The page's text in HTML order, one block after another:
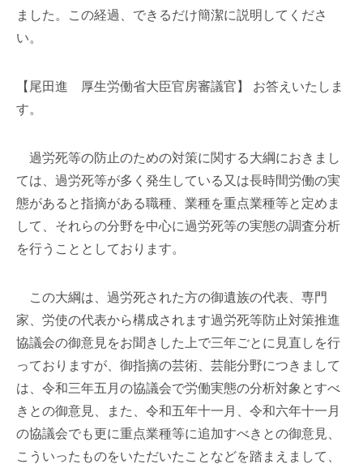
ました。この経過、できるだけ簡潔に説明してくださ
い。
【尾田進 厚生労働省大臣官房審議官】 お答えいたしま
す。
過労死等の防止のための対策に関する大綱におきまし
ては、過労死等が多く発生している又は長時間労働の実
態があると指摘がある職種、業種を重点業種等と定めま
して、それらの分野を中心に過労死等の実態の調査分析
を行うこととしております。
この大綱は、過労死された方の御遺族の代表、専門
家、労使の代表から構成されます過労死等防止対策推進
協議会の御意見をお聞きした上で三年ごとに見直しを行
っておりますが、御指摘の芸術、芸能分野につきまして
は、令和三年五月の協議会で労働実態の分析対象とすべ
きとの御意見、また、令和五年十一月、令和六年十一月
の協議会でも更に重点業種等に追加すべきとの御意見、
こういったものをいただいたことなどを踏まえまして、